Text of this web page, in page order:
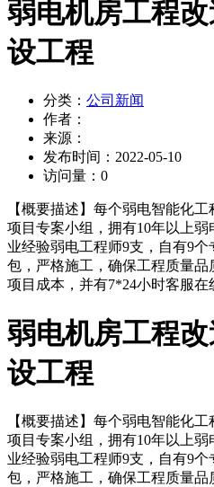
弱电机房工程
设工程
分类： 公司新闻
作者：
来源：
发布时间： 2022-05-10
访问量： 0
【概要描述】 每个弱电智能化工
项目专案小组，拥有10年以上
业经验弱电工程师9支，自有9
包，严格施工，确保工程质量
项目成本，并有7*24小时客服在
弱电机房工程
设工程
【概要描述】 每个弱电智能化工
项目专案小组，拥有10年以上弱
业经验弱电工程师9支，自有9
包，严格施工，确保工程质量